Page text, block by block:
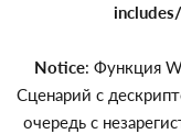
Notice: Функция
Сценарий с
очередь с